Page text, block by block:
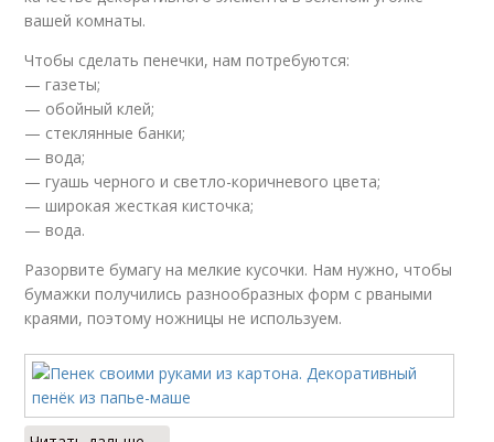
вашей комнаты.
Чтобы сделать пенечки, нам потребуются:
— газеты;
— обойный клей;
— стеклянные банки;
— вода;
— гуашь черного и светло-коричневого цвета;
— широкая жесткая кисточка;
— вода.
Разорвите бумагу на мелкие кусочки. Нам нужно, чтобы
бумажки получились разнообразных форм с рваными
краями, поэтому ножницы не используем.